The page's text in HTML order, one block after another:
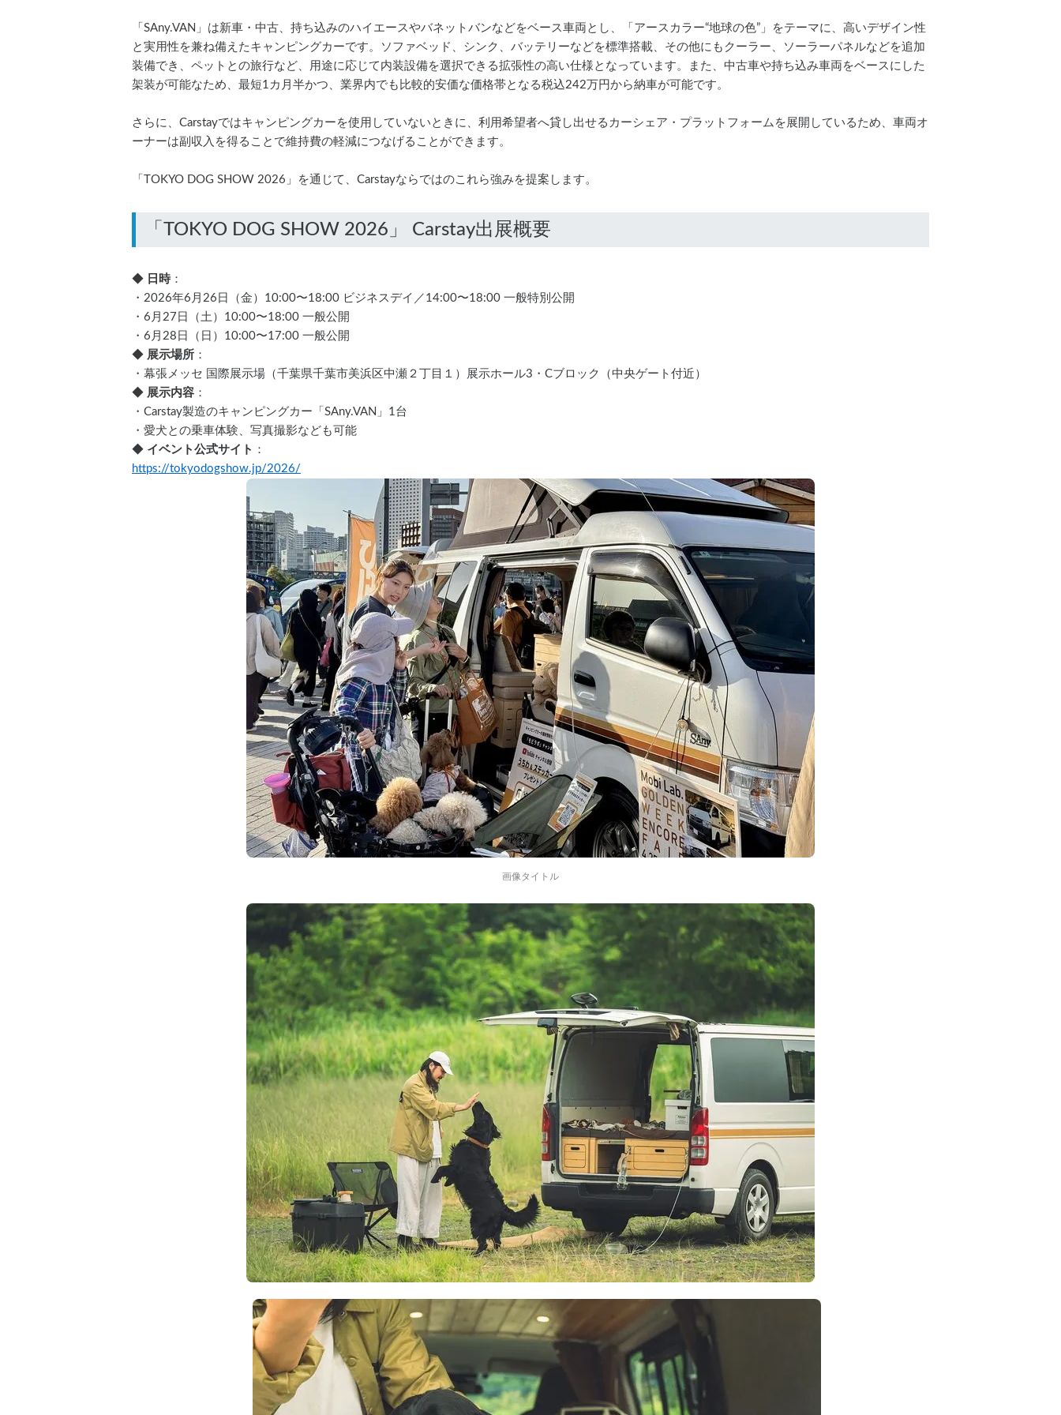
「SAny.VAN」は新車・中古、持ち込みのハイエースやバネットバンなどをベース車両とし、「アースカラー“地球の色”」をテーマに、高いデザイン性
と実用性を兼ね備えたキャンピングカーです。ソファベッド、シンク、バッテリーなどを標準搭載、その他にもクーラー、ソーラーパネルなどを追加
装備でき、ペットとの旅行など、用途に応じて内装設備を選択できる拡張性の高い仕様となっています。また、中古車や持ち込み車両をベースにした
架装が可能なため、最短1カ月半かつ、業界内でも比較的安価な価格帯となる税込242万円から納車が可能です。
さらに、Carstayではキャンピングカーを使用していないときに、利用希望者へ貸し出せるカーシェア・プラットフォームを展開しているため、車両オ
ーナーは副収入を得ることで維持費の軽減につなげることができます。
「TOKYO DOG SHOW 2026」を通じて、Carstayならではのこれら強みを提案します。
◆ 日時：
・2026年6月26日（金）10:00〜18:00 ビジネスデイ／14:00〜18:00 一般特別公開
・6月27日（土）10:00〜18:00 一般公開
・6月28日（日）10:00〜17:00 一般公開
◆ 展示場所 ：
・幕張メッセ 国際展示場（千葉県千葉市美浜区中瀬２丁目１）展示ホール3・Cブロック（中央ゲート付近）
◆ 展示内容 ：
・Carstay製造のキャンピングカー「SAny.VAN」1台
・愛犬との乗車体験、写真撮影なども可能
◆ イベント公式サイト ：
https://tokyodogshow.jp/2026/
画像タイトル